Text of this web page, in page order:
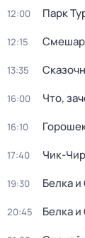
12:00 Парк
12:15
13:35
16:00 Что,
16:10
17:40 Чик-
19:30 Белка
20:45 Белка